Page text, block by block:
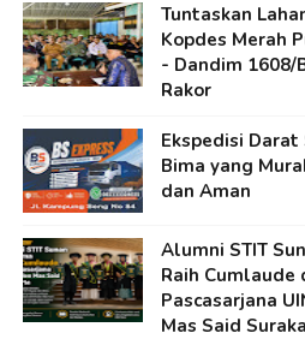
Tuntaskan
Kopdes Merah
- Dandim 1608/
Rakor
Ekspedisi Darat
Bima yang
dan Aman
Alumni STIT
Raih Cumlaude
Pascasarjana
Mas Said